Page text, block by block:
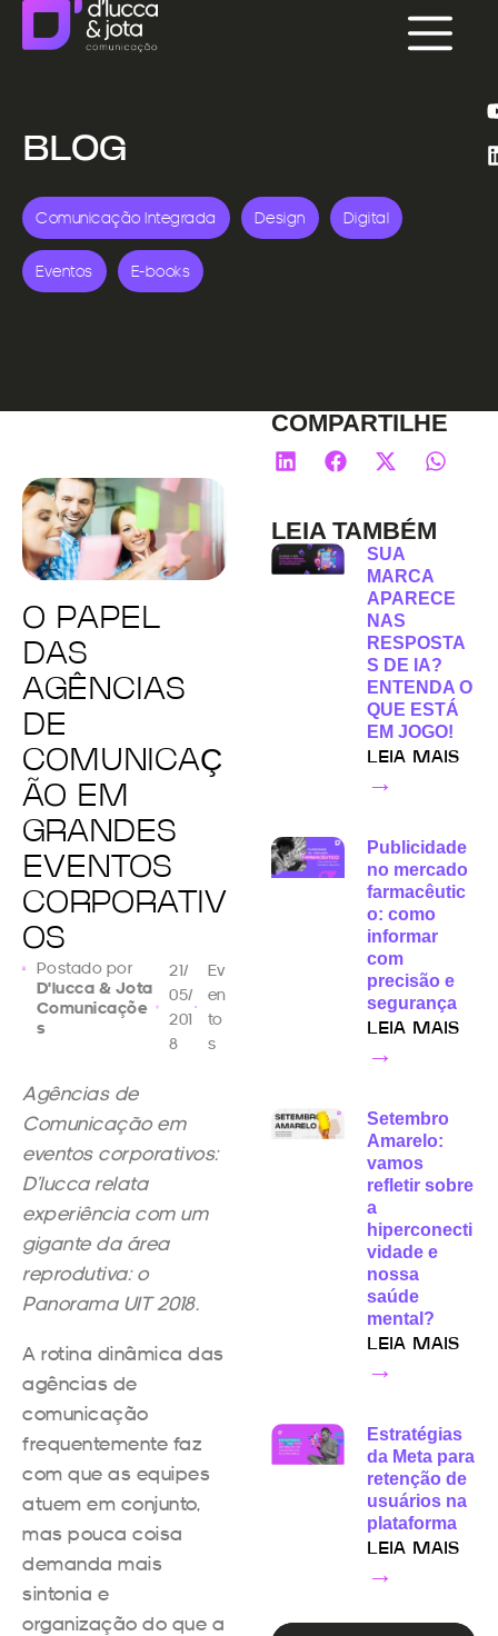
BLOG
Comunicação Integrada Design Digital
Eventos E-books
O PAPEL
DAS
AGÊNCIAS
DE
COMUNICAÇ
ÃO EM
GRANDES
EVENTOS
CORPORATIV
OS
Postado por
D'lucca & Jota
Comunicaçõe
s
21/
05/
201
8
Ev
en
to
s
Agências de
Comunicação em
eventos corporativos:
D’lucca relata
experiência com um
gigante daárea
reprodutiva: o
Panorama UIT 2018.
A rotina dinâmica das
agências de
comunicação
frequentemente faz
com que as equipes
atuem em conjunto,
mas pouca coisa
demanda mais
sintonia e
organização do que a
COMPARTILHE
LEIA TAMBÉM
SUA
MARCA
APARECE
NAS
RESPOSTA
S DE IA?
ENTENDA O
QUE ESTÁ
EM JOGO!
LEIA MAIS
→
Publicidade
no mercado
farmacêutic
o: como
informar
com
precisão e
segurança
LEIA MAIS
→
Setembro
Amarelo:
vamos
refletir sobre
a
hiperconecti
vidade e
nossa
saúde
mental?
LEIA MAIS
→
Estratégias
da Meta para
retenção de
usuários na
plataforma
LEIA MAIS
→